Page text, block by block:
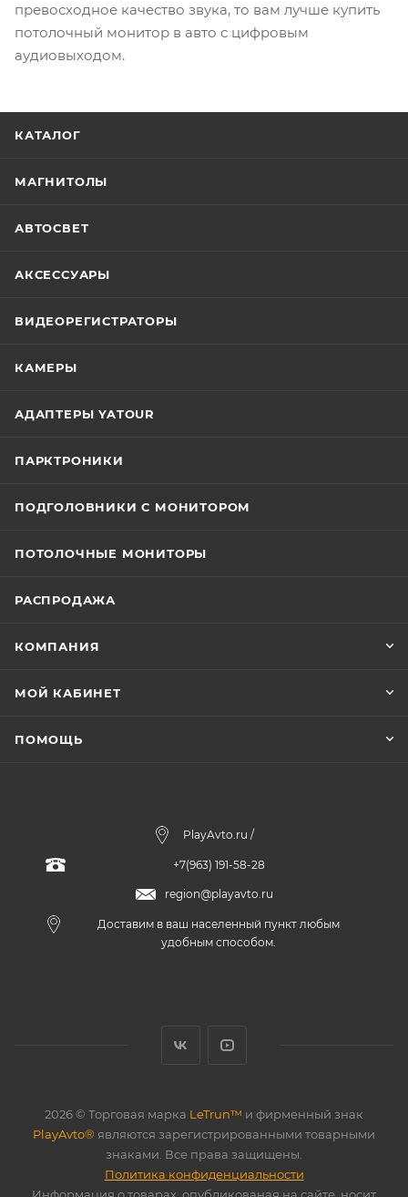
превосходное качество звука, то вам лучше купить
потолочный монитор в авто с цифровым
аудиовыходом.
КАТАЛОГ
МАГНИТОЛЫ
АВТОСВЕТ
АКСЕССУАРЫ
ВИДЕОРЕГИСТРАТОРЫ
КАМЕРЫ
АДАПТЕРЫ YATOUR
ПАРКТРОНИКИ
ПОДГОЛОВНИКИ С МОНИТОРОМ
ПОТОЛОЧНЫЕ МОНИТОРЫ
РАСПРОДАЖА
КОМПАНИЯ
МОЙ КАБИНЕТ
ПОМОЩЬ
PlayAvto.ru /
+7(963) 191-58-28
region@playavto.ru
Доставим в ваш населенный пункт любым
удобным способом.
2026 © Торговая марка LeTrun™ и фирменный знак
PlayAvto® являются зарегистрированными товарными
знаками. Все права защищены.
Политика конфиденциальности